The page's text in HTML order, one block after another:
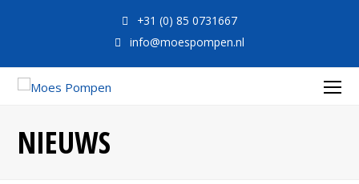
+31 (0) 85 0731667
info@moespompen.nl
NIEUWS